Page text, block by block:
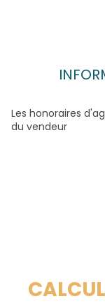
Les honoraires
du vendeur